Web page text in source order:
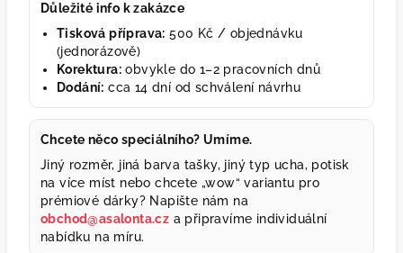
Důležité info k zakázce
Tisková příprava: 500 Kč / objednávku
(jednorázově)
Korektura: obvykle do 1–2 pracovních dnů
Dodání: cca 14 dní od schválení návrhu
Chcete něco speciálního? Umíme.
Jiný rozměr, jiná barva tašky, jiný typ ucha, potisk
na více míst nebo chcete „wow“ variantu pro
prémiové dárky? Napište nám na
obchod@asalonta.cz a připravíme individuální
nabídku na míru.